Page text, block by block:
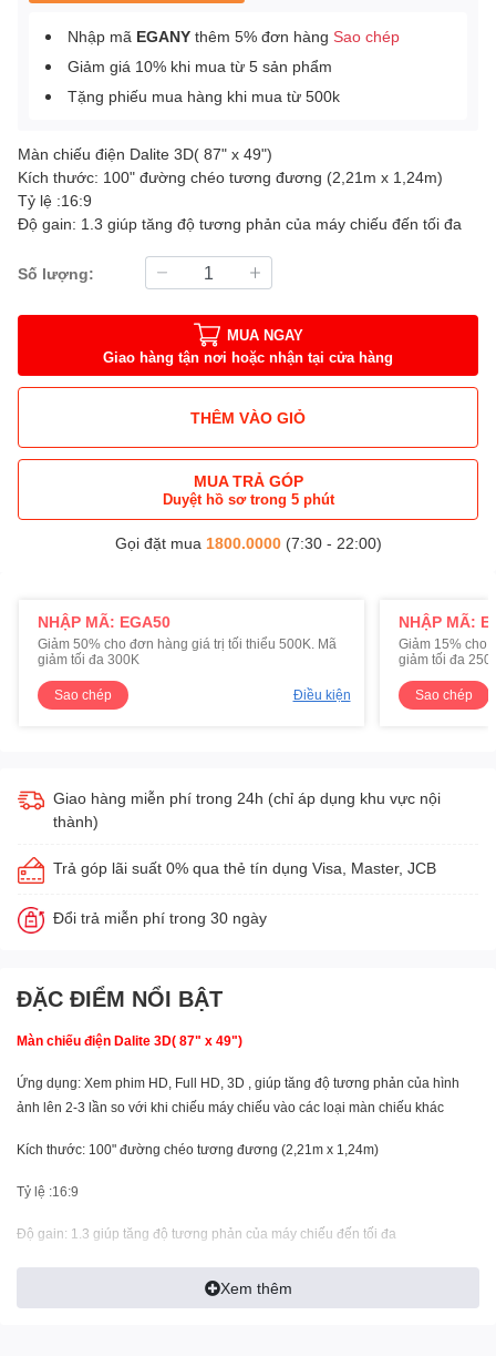
Nhập mã EGANY thêm 5% đơn hàng Sao chép
Giảm giá 10% khi mua từ 5 sản phẩm
Tặng phiếu mua hàng khi mua từ 500k
Màn chiếu điện Dalite 3D( 87" x 49")
Kích thước: 100" đường chéo tương đương (2,21m x 1,24m)
Tỷ lệ :16:9
Độ gain: 1.3 giúp tăng độ tương phản của máy chiếu đến tối đa
Số lượng:
MUA NGAY
Giao hàng tận nơi hoặc nhận tại cửa hàng
THÊM VÀO GIỎ
MUA TRẢ GÓP
Duyệt hồ sơ trong 5 phút
Gọi đặt mua 1800.0000(7:30 - 22:00)
NHẬP MÃ: EGA50
Giảm 50% cho đơn hàng giá trị tối thiểu 500K. Mã
giảm tối đa 300K
Sao chép Điều kiện
NHẬP MÃ:
Giảm 15% cho
giảm tối đa
Sao chép
Giao hàng miễn phí trong 24h (chỉ áp dụng khu vực nội
thành)
Trả góp lãi suất 0% qua thẻ tín dụng Visa, Master, JCB
Đổi trả miễn phí trong 30 ngày
ĐẶC ĐIỂM NỔI BẬT
Màn chiếu điện Dalite 3D( 87" x 49")
Ứng dụng: Xem phim HD, Full HD, 3D , giúp tăng độ tương phản của hình
ảnh lên 2-3 lần so với khi chiếu máy chiếu vào các loại màn chiếu khác
Kích thước: 100" đường chéo tương đương (2,21m x 1,24m)
Tỷ lệ :16:9
Độ gain: 1.3 giúp tăng độ tương phản của máy chiếu đến tối đa
Xem thêm